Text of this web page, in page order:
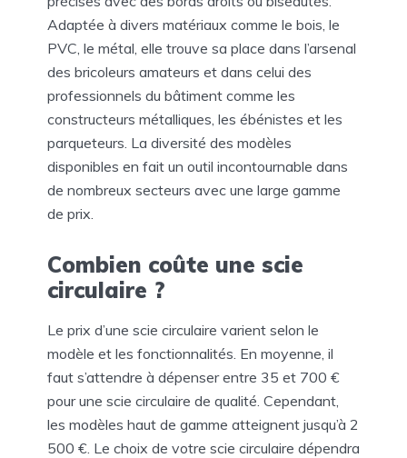
Adaptée à divers matériaux comme le bois, le
PVC, le métal, elle trouve sa place dans l’arsenal
des bricoleurs amateurs et dans celui des
professionnels du bâtiment comme les
constructeurs métalliques, les ébénistes et les
parqueteurs. La diversité des modèles
disponibles en fait un outil incontournable dans
de nombreux secteurs avec une large gamme
de prix.
Combien coûte une scie
circulaire ?
Le prix d’une scie circulaire varient selon le
modèle et les fonctionnalités. En moyenne, il
faut s’attendre à dépenser entre 35 et 700 €
pour une scie circulaire de qualité. Cependant,
les modèles haut de gamme atteignent jusqu’à 2
500 €. Le choix de votre scie circulaire dépendra